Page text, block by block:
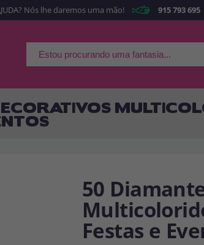
suas
Nós lhe daremos uma mão! 915 793 695
50
Festas e